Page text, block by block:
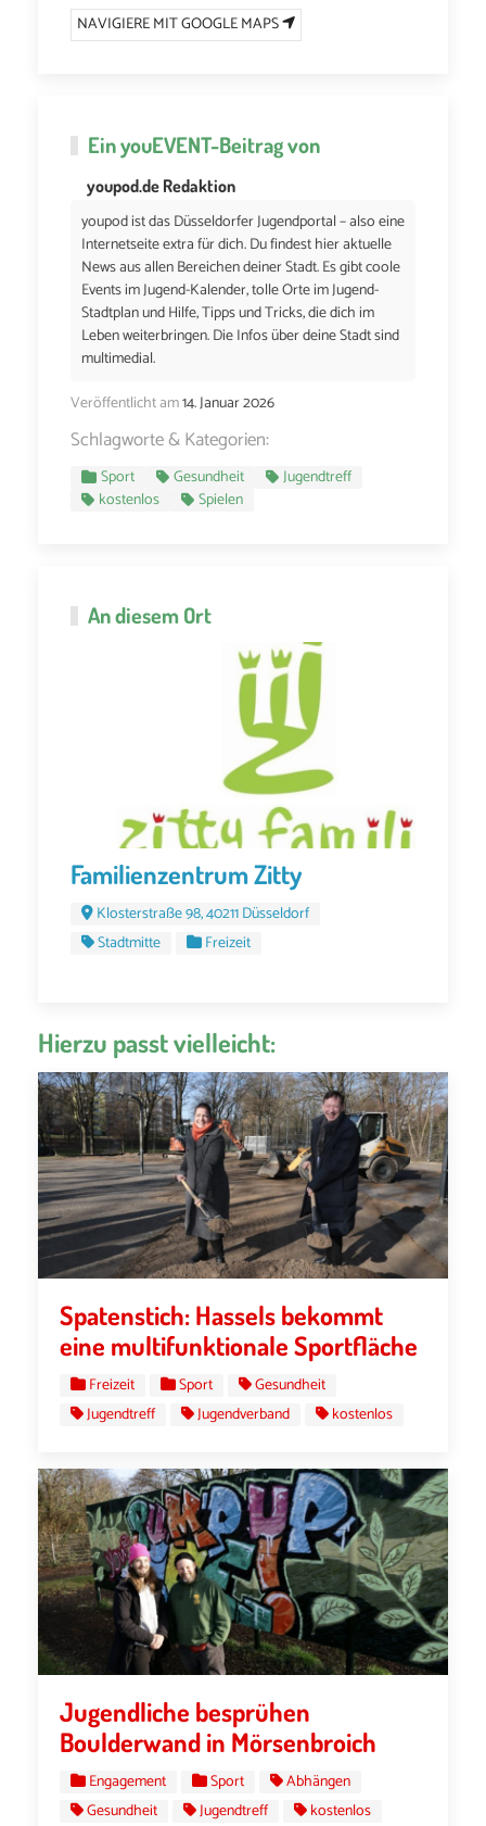
NAVIGIERE MIT GOOGLE MAPS
EinyouEVENT-Beitrag von
youpod.de Redaktion
youpod ist das Düsseldorfer Jugendportal – also eine
Internetseite extra für dich. Du findest hier aktuelle
News aus allen Bereichen deiner Stadt. Es gibt coole
Events im Jugend-Kalender, tolle Orte im Jugend-
Stadtplan und Hilfe, Tipps und Tricks, die dich im
Leben weiterbringen. Die Infos über deine Stadt sind
multimedial.
Veröffentlicht am14. Januar 2026
Schlagworte & Kategorien:
Sport Gesundheit
Jugendtreff
kostenlos
Spielen
An diesem Ort
Familienzentrum Zitty
Klosterstraße 98, 40211 Düsseldorf
Stadtmitte
Freizeit
Hierzu passt vielleicht:
Spatenstich: Hassels bekommt
eine multifunktionale Sportfläche
Freizeit Sport
Gesundheit
Jugendtreff
Jugendverband kostenlos
Jugendliche besprühen
Boulderwand in Mörsenbroich
Engagement Sport
Abhängen
Gesundheit
Jugendtreff
kostenlos